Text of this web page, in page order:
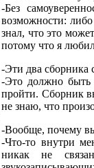
-Без
возможности:
знал, что это
потому что я
-Эти два сборника
-Это должно быть
пройти. Сборник
не знаю, что
-Вообще, почему
-Что-то внутри
никак не